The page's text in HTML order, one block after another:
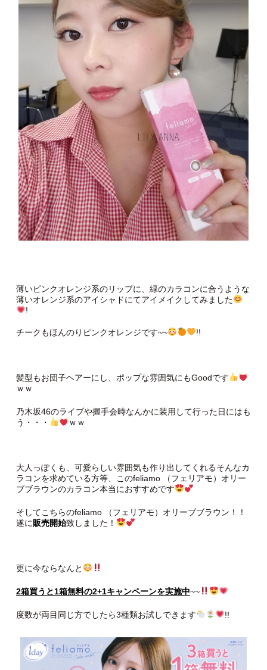
薄いピンクオレンジ系のリップに、緑のカラコンに合うような
薄いオレンジ系のアイシャドにてアイメイクしてみました
!
チークもほんのりピンクオレンジです~~ !!
髪型もお団子ヘアーにし、ポップな雰囲気にもGoodです
ｗｗ
乃木坂46のライブや握手会時なんかに装用して行った日にはも
う・・・
ｗｗ
大人っぽくも、可愛らしい雰囲気も作り出してくれるそんなカ
ラコンを求めている方等、このfeliamo （フェリアモ）オリー
ブブラウンのカラコン本当におすすめです
そしてこちらのfeliamo （フェリアモ）オリーブブラウン！！
遂に 販売開始致しました！
更に今ならなんと
2箱買うと1箱無料の2+1キャンペーンを実施中~~
度数が両目同じ方でしたら3種類お試しできます !!